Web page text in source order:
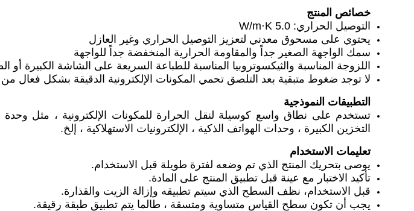
خصائص المنتج
التوصيل الحراري: 5.0 W/m·K
يحتوي على مسحوق معدني لتعزيز التوصيل الحراري وغير العازل
سمك الواجهة الصغير جداً والمقاومة الحرارية المنخفضة جداً للواجهة
اللزوجة المناسبة والثيكسوتروبيا المناسبة للطباعة السريعة على الشاشة الكبيرة أو
لا توجد ضغوط متبقية بعد التلصق تحمي المكونات الإلكترونية الدقيقة بشكل فعال من
التطبيقات النموذجية
التخزين الكبيرة ، وحدات الهواتف الذكية ، الإلكترونيات الاستهلاكية ، إلخ.
تعليمات الاستخدام
يوصى بتحريك المنتج الذي تم وضعه لفترة طويلة قبل الاستخدام.
تأكيد الاختبار مع عينة قبل تطبيق المنتج على المادة.
قبل الاستخدام، نظف السطح الذي سيتم تطبيقه وإزالة الزيت والقذارة.
يجب أن تكون سطح القياس متساوية ومتسقة ، طالما يتم تطبيق طبقة رقيقة.